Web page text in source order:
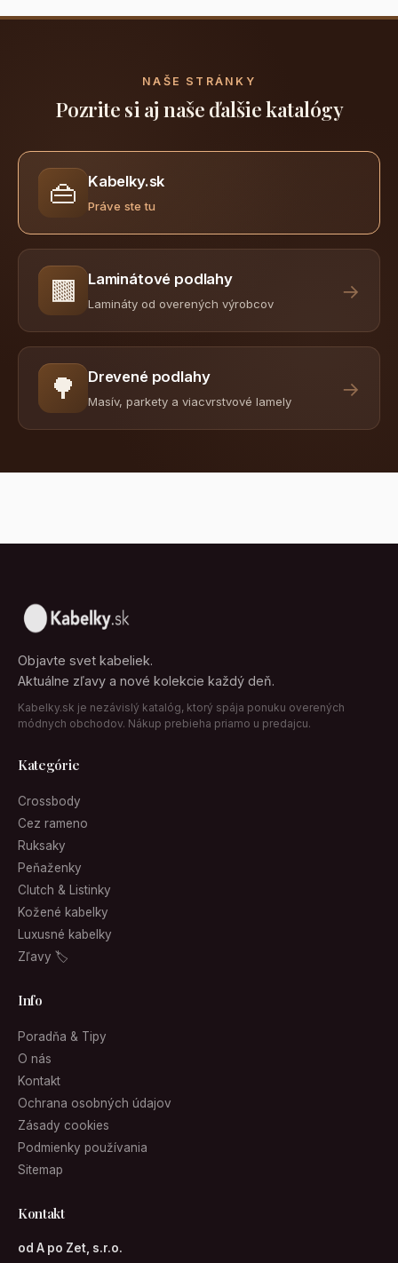
NAŠE STRÁNKY
Pozrite si aj naše ďalšie katalógy
👜 Kabelky.sk
Práve ste tu
🟫 Laminátové podlahy
Lamináty od overených výrobcov
→
🌳 Drevené podlahy
Masív, parkety a viacvrstvové lamely
→
Objavte svet kabeliek.
Aktuálne zľavy a nové kolekcie každý deň.
Kabelky.sk je nezávislý katalóg, ktorý spája ponuku overených
módnych obchodov. Nákup prebieha priamo u predajcu.
Kategórie
Crossbody
Cez rameno
Ruksaky
Peňaženky
Clutch & Listinky
Kožené kabelky
Luxusné kabelky
Zľavy 🏷
Info
Poradňa & Tipy
O nás
Kontakt
Ochrana osobných údajov
Zásady cookies
Podmienky používania
Sitemap
Kontakt
od A po Zet, s.r.o.